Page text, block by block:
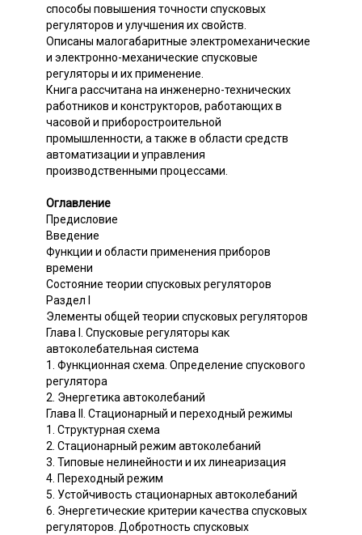
способы повышения точности спусковых
регуляторов и улучшения их свойств.
Описаны малогабаритные электромеханические
и электронно-механические спусковые
регуляторы и их применение.
Книга рассчитана на инженерно-технических
работников и конструкторов, работающих в
часовой и приборостроительной
промышленности, а также в области средств
автоматизации и управления
производственными процессами.
Оглавление
Предисловие
Введение
Функции и области применения приборов
времени
Состояние теории спусковых регуляторов
Раздел I
Элементы общей теории спусковых регуляторов
Глава I. Спусковые регуляторы как
автоколебательная система
1. Функционная схема. Определение спускового
регулятора
2. Энергетика автоколебаний
Глава II. Стационарный и переходный режимы
1. Структурная схема
2. Стационарный режим автоколебаний
3. Типовые нелинейности и их линеаризация
4. Переходный режим
5. Устойчивость стационарных автоколебаний
6. Энергетические критерии качества спусковых
регуляторов. Добротность спусковых